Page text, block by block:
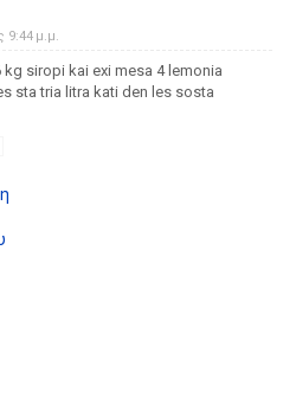
9:44 μ.μ.
kg siropi kai exi mesa 4 lemonia
sta tria litra kati den les sosta